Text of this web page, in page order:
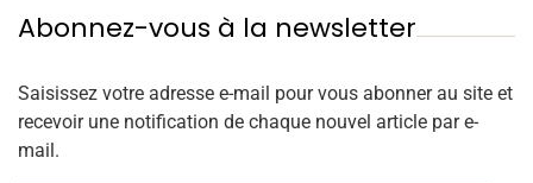
Abonnez-vous à la newsletter
Saisissez votre adresse e-mail pour vous abonner au site et
recevoir une notification de chaque nouvel article par e-
mail.